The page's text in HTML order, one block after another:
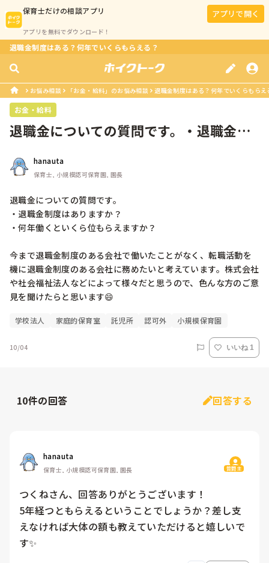
保育士だけの相談アプリ
アプリを無料でダウンロード！
アプリで開く
退職金制度はある？何年でいくらもらえる？
お悩み相談 「お金・給料」のお悩み相談 退職金制度はある？何年でいくらもらえ
お金・給料
退職金についての質問です。・退職金制
hanauta
保育士, 小規模認可保育園, 園長
退職金についての質問です。
・退職金制度はありますか？
・何年働くといくら位もらえますか？
今まで退職金制度のある会社で働いたことがなく、転職活動を
機に退職金制度のある会社に務めたいと考えています。株式会社
や社会福祉法人などによって様々だと思うので、色んな方のご意
見を聞けたらと思います😄
学校法人 家庭的保育室 託児所 認可外 小規模保育園
10/04 いいね 1
10件の回答 回答する
hanauta
保育士, 小規模認可保育園, 園長 質問主
つくねさん、回答ありがとうございます！
5年経つともらえるということでしょうか？差し支
えなければ大体の額も教えていただけると嬉しいで
す✨